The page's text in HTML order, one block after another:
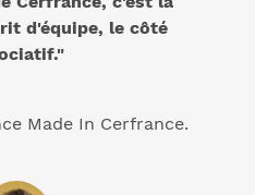
d'équipe, le côté
Made In Cerfrance.